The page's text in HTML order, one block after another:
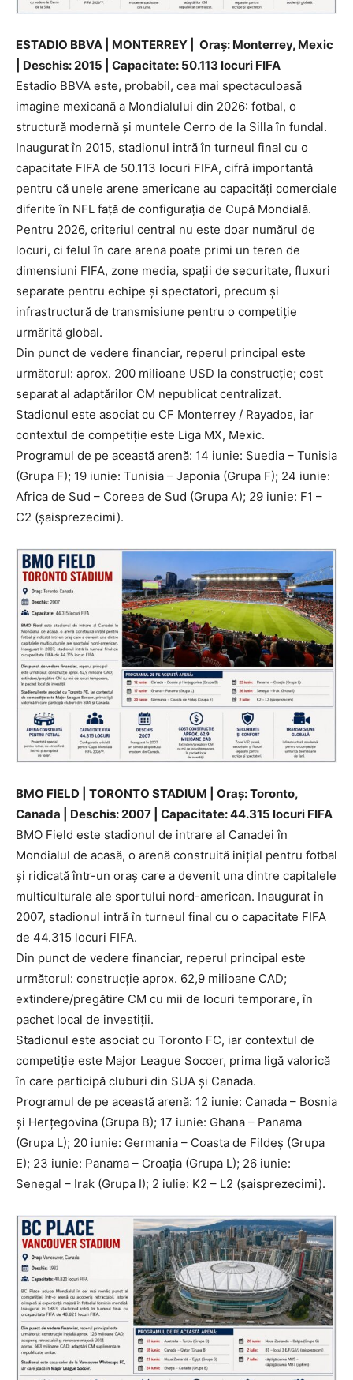
ESTADIO BBVA | MONTERREY | Oraș: Monterrey, Mexic
| Deschis: 2015 | Capacitate: 50.113 locuri FIFA
Estadio BBVA este, probabil, cea mai spectaculoasă
imagine mexicană a Mondialului din 2026: fotbal, o
structură modernă și muntele Cerro de la Silla în fundal.
Inaugurat în 2015, stadionul intră în turneul final cu o
capacitate FIFA de 50.113 locuri FIFA, cifră importantă
pentru că unele arene americane au capacități comerciale
diferite în NFL față de configurația de Cupă Mondială.
Pentru 2026, criteriul central nu este doar numărul de
locuri, ci felul în care arena poate primi un teren de
dimensiuni FIFA, zone media, spații de securitate, fluxuri
separate pentru echipe și spectatori, precum și
infrastructură de transmisiune pentru o competiție
urmărită global.
Din punct de vedere financiar, reperul principal este
următorul: aprox. 200 milioane USD la construcție; cost
separat al adaptărilor CM nepublicat centralizat.
Stadionul este asociat cu CF Monterrey / Rayados, iar
contextul de competiție este Liga MX, Mexic.
Programul de pe această arenă: 14 iunie: Suedia – Tunisia
(Grupa F); 19 iunie: Tunisia – Japonia (Grupa F); 24 iunie:
Africa de Sud – Coreea de Sud (Grupa A); 29 iunie: F1 –
C2 (șaisprezecimi).
BMO FIELD | TORONTO STADIUM | Oraș: Toronto,
Canada | Deschis: 2007 | Capacitate: 44.315 locuri FIFA
BMO Field este stadionul de intrare al Canadei în
Mondialul de acasă, o arenă construită inițial pentru fotbal
și ridicată într-un oraș care a devenit una dintre capitalele
multiculturale ale sportului nord-american. Inaugurat în
2007, stadionul intră în turneul final cu o capacitate FIFA
de 44.315 locuri FIFA.
Din punct de vedere financiar, reperul principal este
următorul: construcție aprox. 62,9 milioane CAD;
extindere/pregătire CM cu mii de locuri temporare, în
pachet local de investiții.
Stadionul este asociat cu Toronto FC, iar contextul de
competiție este Major League Soccer, prima ligă valorică
în care participă cluburi din SUA și Canada.
Programul de pe această arenă: 12 iunie: Canada – Bosnia
și Herțegovina (Grupa B); 17 iunie: Ghana – Panama
(Grupa L); 20 iunie: Germania – Coasta de Fildeș (Grupa
E); 23 iunie: Panama – Croația (Grupa L); 26 iunie:
Senegal – Irak (Grupa I); 2 iulie: K2 – L2 (șaisprezecimi).